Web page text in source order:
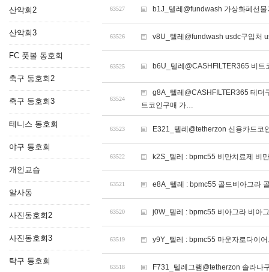
산악회2
산악회3
FC 풋볼 동호회
축구 동호회2
축구 동호회3
테니스 동호회
야구 동호회
개인교습
알사동
사진동호회2
사진동호회3
탁구 동호회
63527 b1J_텔레@fundwash 가상화폐선
63526 v8U_텔레@fundwash usdc구입처
63525 b6U_텔레@CASHFILTER365 비
63524
g8A_텔레@CASHFILTER365 테더
트코인구매 가…
63523 E321_텔레@tetherzon 신용카드코
63522 k2S_텔레 : bpmc55 비만치료제 비
63521 e8A_텔레 : bpmc55 골드비아그라
63520 j0W_텔레 : bpmc55 비아그라 비아
63519 y9Y_텔레 : bpmc55 마운자로다이
63518 F731_텔레그램@tetherzon 솔라나